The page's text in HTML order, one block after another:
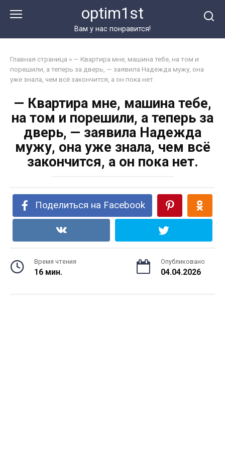
optim1st
Вам у нас понравится!
Главная страница » — Квартира мне, машина тебе, на том и
порешили, а теперь за дверь, — заявила Надежда мужу, она
уже знала, чем всё закончится, а он пока нет.
— Квартира мне, машина тебе,
на том и порешили, а теперь за
дверь, — заявила Надежда
мужу, она уже знала, чем всё
закончится, а он пока нет.
Поделиться на Facebook
Время чтения
16 мин.
Опубликовано
04.04.2026